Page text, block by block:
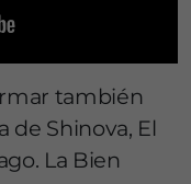
también
de Shinova, El
La Bien